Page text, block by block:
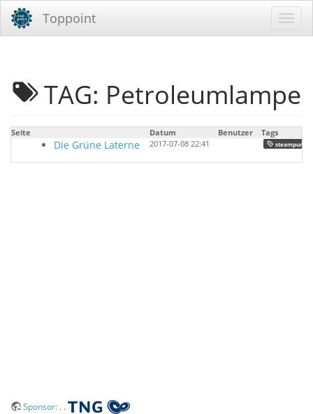
Toppoint
TAG: Petroleumlampe
Seite Datum Benutzer Tags
Die Grüne Laterne 2017-07-08 22:41 steampunk
Sponsor: . .